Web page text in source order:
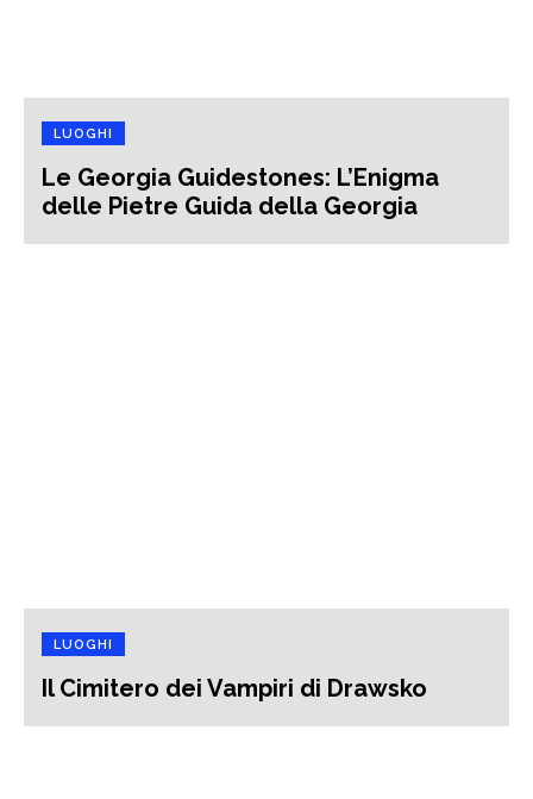
LUOGHI
Le Georgia Guidestones: L’Enigma
delle Pietre Guida della Georgia
LUOGHI
Il Cimitero dei Vampiri di Drawsko